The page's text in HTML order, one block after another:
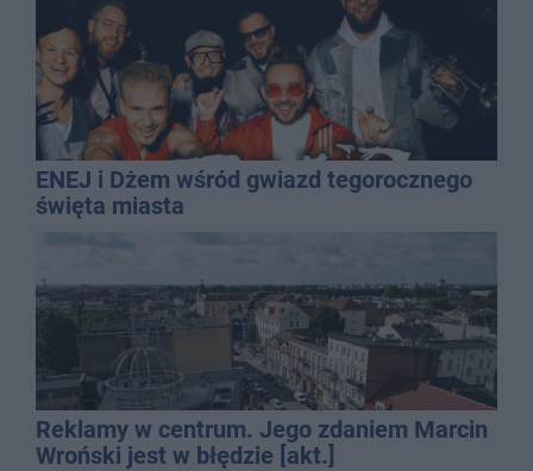
ENEJ i Dżem wśród gwiazd tegorocznego
święta miasta
Reklamy w centrum. Jego zdaniem Marcin
Wroński jest w błędzie [akt.]